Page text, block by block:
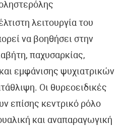
λειτουργία του
να βοηθήσει στην
παχυσαρκίας,
εμφάνισης ψυχιατρικών
Οι θυρεοειδικές
επίσης κεντρικό ρόλο
και αναπαραγωγική